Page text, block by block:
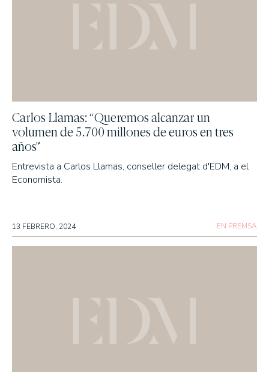
Carlos Llamas: “Queremos alcanzar un
volumen de 5.700 millones de euros en tres
años”
Entrevista a Carlos Llamas, conseller delegat d'EDM, a el
Economista.
13 FEBRERO, 2024 EN PREMSA